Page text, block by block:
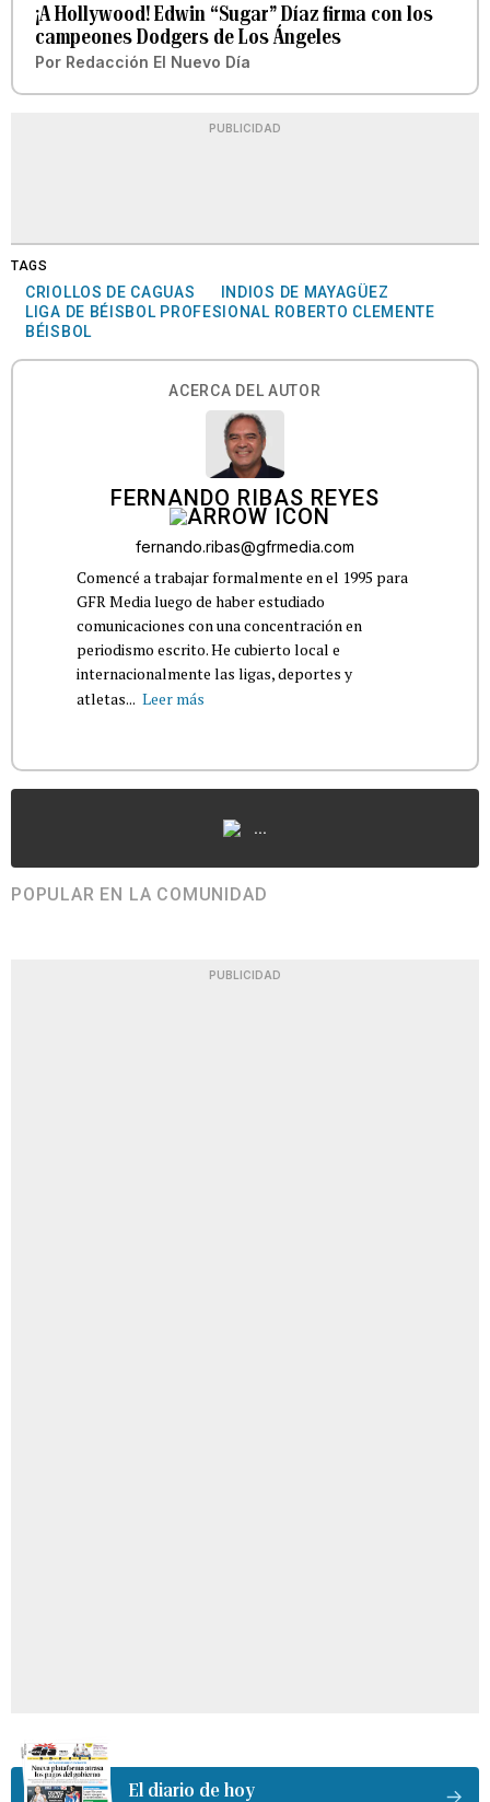
¡A Hollywood! Edwin “Sugar” Díaz firma con los
campeones Dodgers de Los Ángeles
Por Redacción El Nuevo Día
PUBLICIDAD
TAGS
CRIOLLOS DE CAGUAS
INDIOS DE MAYAGÜEZ
LIGA DE BÉISBOL PROFESIONAL ROBERTO CLEMENTE
BÉISBOL
ACERCA DEL AUTOR
FERNANDO RIBAS REYES
fernando.ribas@gfrmedia.com
Comencé a trabajar formalmente en el 1995 para
GFR Media luego de haber estudiado
comunicaciones con una concentración en
periodismo escrito. He cubierto local e
internacionalmente las ligas, deportes y
atletas... Leer más
...
POPULAR EN LA COMUNIDAD
PUBLICIDAD
El diario de hoy